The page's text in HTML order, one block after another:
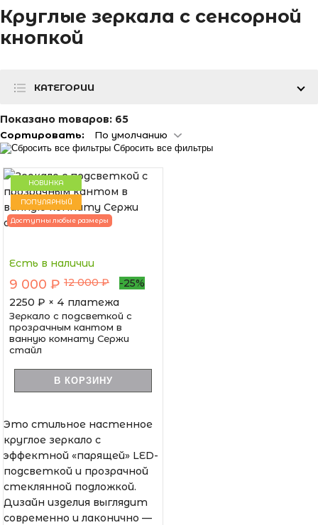
Круглые зеркала с сенсорной
кнопкой
КАТЕГОРИИ
Показано товаров: 65
Сортировать: По умолчанию
Сбросить все фильтры
НОВИНКА
ПОПУЛЯРНЫЙ
Доступны любые размеры
Есть в наличии
9 000 ₽ 12 000 ₽
-25%
2250 ₽ × 4 платежа
Зеркало с подсветкой с
прозрачным кантом в
ванную комнату Сержи
стайл
В КОРЗИНУ
Это стильное настенное
круглое зеркало с
эффектной «парящей» LED-
подсветкой и прозрачной
стеклянной подложкой.
Дизайн изделия выглядит
современно и лаконично —